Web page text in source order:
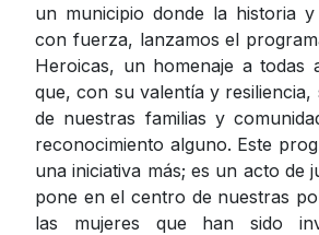
un municipio donde la historia
con fuerza, lanzamos el
Heroicas, un homenaje a todas
que, con su valentía y resiliencia,
de nuestras familias y
reconocimiento alguno. Este
una iniciativa más; es un acto de
pone en el centro de nuestras
las mujeres que han sido